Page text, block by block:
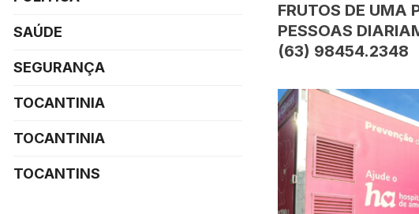
FRUTOS DE UMA
PESSOAS
(63) 98454.2348
SAÚDE
SEGURANÇA
TOCANTINIA
TOCANTINIA
TOCANTINS